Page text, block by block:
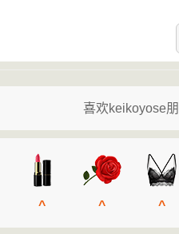
喜欢keikoyose
^ ^ ^